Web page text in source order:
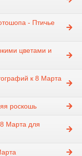
- Птичье
цветами и
к 8 Марта
роскошь
Марта для